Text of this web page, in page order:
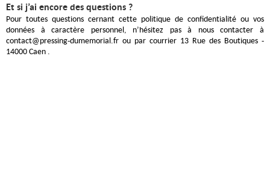
Et si j’ai encore des questions ?
Pour toutes questions cernant cette politique de confidentialité ou vos
données à caractère personnel, n’hésitez pas à nous contacter à
contact@pressing-dumemorial.fr ou par courrier 13 Rue des Boutiques -
14000 Caen .